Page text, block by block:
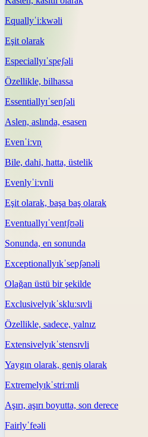
Equallyˈiːkwəli
Eşit olarak
Especiallyɪˈspeʃəli
Özellikle, bilhassa
Essentiallyɪˈsenʃəli
Aslen, aslında, esasen
Evenˈiːvn̩
Bile, dahi, hatta, üstelik
Evenlyˈiːvnli
Eşit olarak, başa baş olarak
Eventuallyɪˈventʃʊəli
Sonunda, en sonunda
Exceptionallyɪkˈsepʃənəli
Olağan üstü bir şekilde
Exclusivelyɪkˈskluːsɪvli
Özellikle, sadece, yalnız
Extensivelyɪkˈstensɪvli
Yaygın olarak, geniş olarak
Extremelyɪkˈstriːmli
Aşırı, aşırı boyutta, son derece
Fairlyˈfeəli